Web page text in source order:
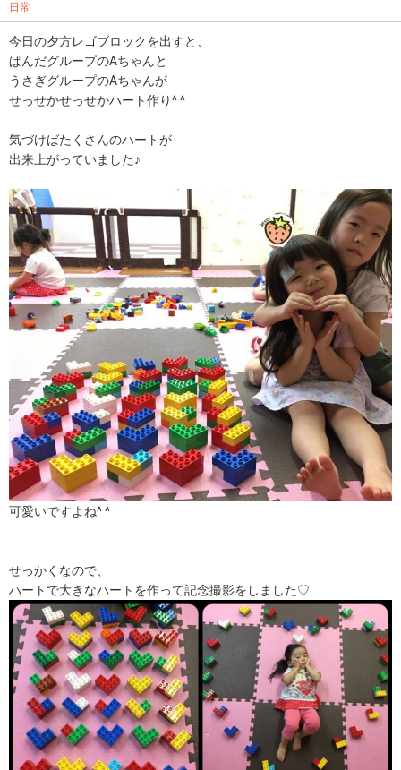
日常
今日の夕方レゴブロックを出すと、
ぱんだグループのAちゃんと
うさぎグループのAちゃんが
せっせかせっせかハート作り^ ^
気づけばたくさんのハートが
出来上がっていました♪
可愛いですよね^ ^
せっかくなので、
ハートで大きなハートを作って記念撮影をしました♡